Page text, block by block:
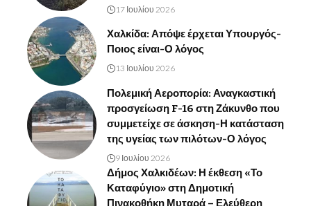
17 Ιουλίου 2026
Χαλκίδα: Απόψε έρχεται Υπουργός-
Ποιος είναι-Ο λόγος
13 Ιουλίου 2026
Πολεμική Αεροπορία: Αναγκαστική
προσγείωση F-16 στη Ζάκυνθο που
συμμετείχε σε άσκηση-Η κατάσταση
της υγείας των πιλότων-Ο λόγος
9 Ιουλίου 2026
Δήμος Χαλκιδέων: Η έκθεση «Το
Καταφύγιο» στη Δημοτική
Πινακοθήκη Μυταρά – Ελεύθερη